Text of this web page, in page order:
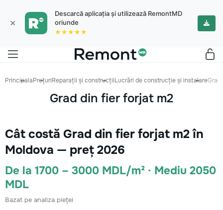
×
Descarcă aplicația și utilizează RemontMD
oriunde
★★★★★
PrincipalaPrețuriReparații și construcțiiLucrări de construcție și instalareGrad
Grad din fier forjat m2
Cât costă Grad din fier forjat m2 în
Moldova — preț 2026
De la 1700 – 3000 MDL/m² · Mediu 2050
MDL
Bazat pe analiza pieței